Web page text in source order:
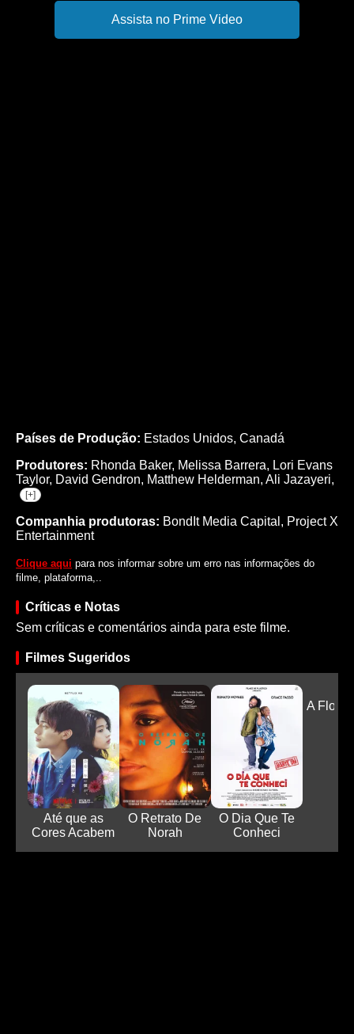
Assista no Prime Video
Países de Produção: Estados Unidos, Canadá
Produtores: Rhonda Baker, Melissa Barrera, Lori Evans
Taylor, David Gendron, Matthew Helderman, Ali Jazayeri,
[+]
Companhia produtoras: BondIt Media Capital, Project X
Entertainment
Clique aqui para nos informar sobre um erro nas informações do
filme, plataforma,..
Críticas e Notas
Sem críticas e comentários ainda para este filme.
Filmes Sugeridos
Até que as
Cores Acabem
O Retrato De
Norah
O Dia Que Te
Conheci
A Flor